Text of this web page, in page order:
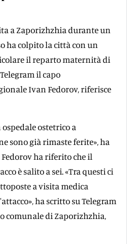
a Zaporizhzhia durante un
ha colpito la città con un
il reparto maternità di
il capo
Ivan Fedorov, riferisce
ostetrico a
sono già rimaste ferite», ha
ha riferito che il
è salito a sei. «Tra questi ci
a visita medica
ha scritto su Telegram
comunale di Zaporizhzhia,